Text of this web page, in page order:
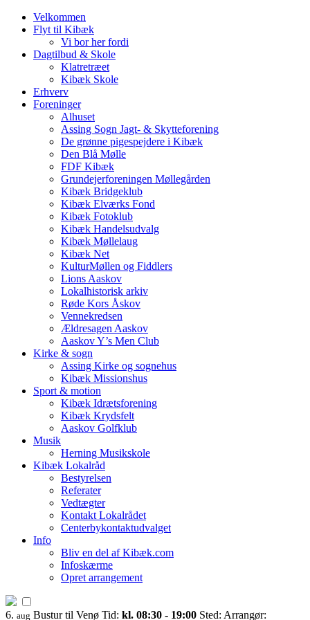
Velkommen
Flyt til Kibæk
Vi bor her fordi
Dagtilbud & Skole
Klatretræet
Kibæk Skole
Erhverv
Foreninger
Alhuset
Assing Sogn Jagt- & Skytteforening
De grønne pigespejdere i Kibæk
Den Blå Mølle
FDF Kibæk
Grundejerforeningen Møllegården
Kibæk Bridgeklub
Kibæk Elværks Fond
Kibæk Fotoklub
Kibæk Handelsudvalg
Kibæk Møllelaug
Kibæk Net
KulturMøllen og Fiddlers
Lions Aaskov
Lokalhistorisk arkiv
Røde Kors Åskov
Vennekredsen
Ældresagen Aaskov
Aaskov Y’s Men Club
Kirke & sogn
Assing Kirke og sognehus
Kibæk Missionshus
Sport & motion
Kibæk Idrætsforening
Kibæk Krydsfelt
Aaskov Golfklub
Musik
Herning Musikskole
Kibæk Lokalråd
Bestyrelsen
Referater
Vedtægter
Kontakt Lokalrådet
Centerbykontaktudvalget
Info
Bliv en del af Kibæk.com
Infoskærme
Opret arrangement
6. aug Bustur til Venø Tid: kl. 08:30 - 19:00 Sted: Arrangør: